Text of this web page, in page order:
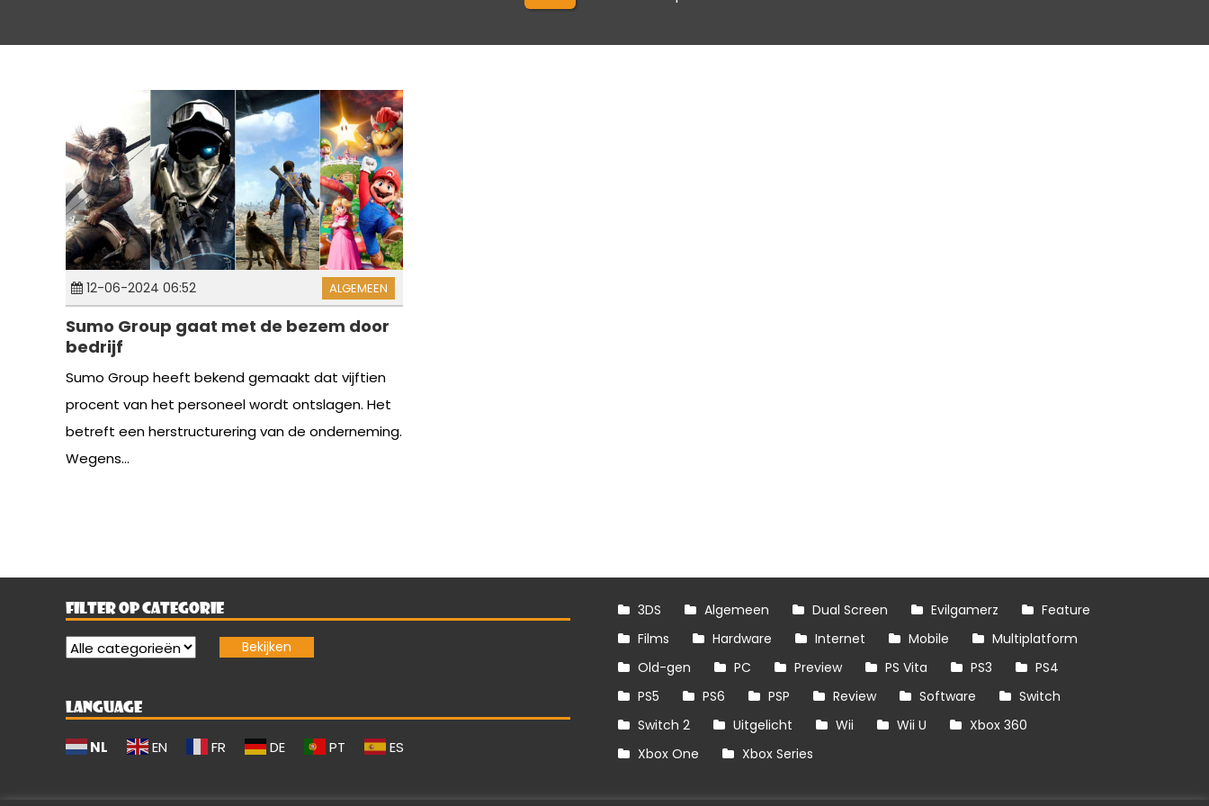
12-06-2024 06:52 ALGEMEEN
Sumo Group gaat met de bezem door
bedrijf
Sumo Group heeft bekend gemaakt dat vijftien
procent van het personeel wordt ontslagen. Het
betreft een herstructurering van de onderneming.
Wegens...
FILTER OP CATEGORIE
LANGUAGE
NL EN FR DE PT ES
3DS Algemeen Dual Screen Evilgamerz
Feature
Films
Hardware Internet Mobile
Multiplatform
Old-gen
PC Preview PS Vita PS3
PS4
PS5
PS6 PSP Review Software
Switch
Switch 2
Uitgelicht Wii Wii U
Xbox 360
Xbox One
Xbox Series